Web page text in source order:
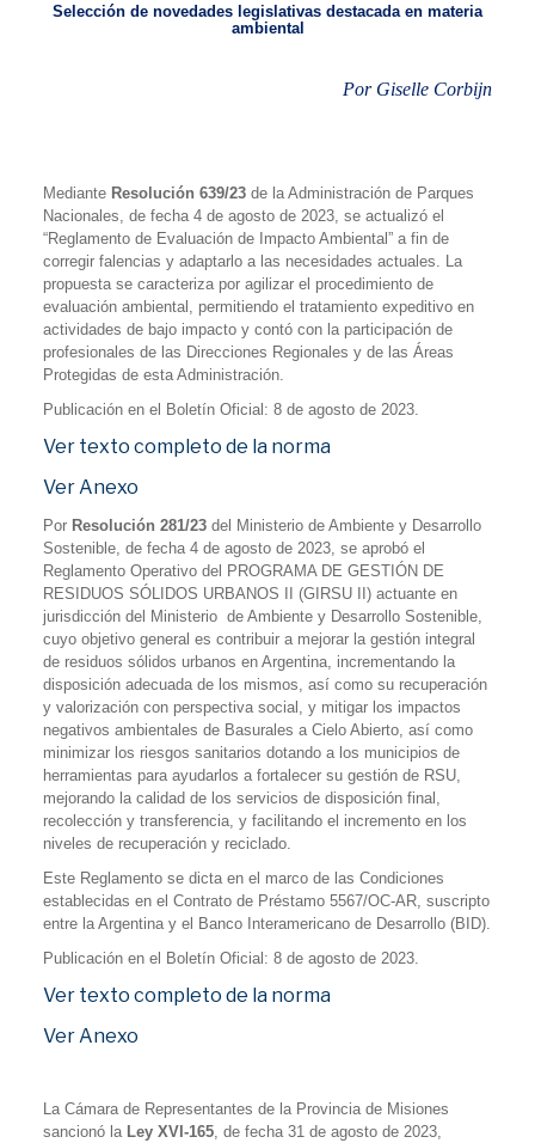
Selección de novedades legislativas destacada en materia
ambiental
Por Giselle Corbijn
Mediante Resolución 639/23 de la Administración de Parques
Nacionales, de fecha 4 de agosto de 2023, se actualizó el
“Reglamento de Evaluación de Impacto Ambiental” a fin de
corregir falencias y adaptarlo a las necesidades actuales. La
propuesta se caracteriza por agilizar el procedimiento de
evaluación ambiental, permitiendo el tratamiento expeditivo en
actividades de bajo impacto y contó con la participación de
profesionales de las Direcciones Regionales y de las Áreas
Protegidas de esta Administración.
Publicación en el Boletín Oficial: 8 de agosto de 2023.
Ver texto completo de la norma
Ver Anexo
Por Resolución 281/23 del Ministerio de Ambiente y Desarrollo
Sostenible, de fecha 4 de agosto de 2023, se aprobó el
Reglamento Operativo del PROGRAMA DE GESTIÓN DE
RESIDUOS SÓLIDOS URBANOS II (GIRSU II) actuante en
jurisdicción del Ministerio de Ambiente y Desarrollo Sostenible,
cuyo objetivo general es contribuir a mejorar la gestión integral
de residuos sólidos urbanos en Argentina, incrementando la
disposición adecuada de los mismos, así como su recuperación
y valorización con perspectiva social, y mitigar los impactos
negativos ambientales de Basurales a Cielo Abierto, así como
minimizar los riesgos sanitarios dotando a los municipios de
herramientas para ayudarlos a fortalecer su gestión de RSU,
mejorando la calidad de los servicios de disposición final,
recolección y transferencia, y facilitando el incremento en los
niveles de recuperación y reciclado.
Este Reglamento se dicta en el marco de las Condiciones
establecidas en el Contrato de Préstamo 5567/OC-AR, suscripto
entre la Argentina y el Banco Interamericano de Desarrollo (BID).
Publicación en el Boletín Oficial: 8 de agosto de 2023.
Ver texto completo de la norma
Ver Anexo
La Cámara de Representantes de la Provincia de Misiones
sancionó la Ley XVI-165 , de fecha 31 de agosto de 2023,